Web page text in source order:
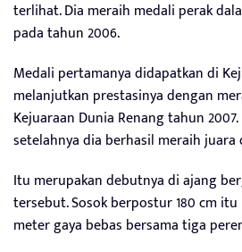
terlihat. Dia meraih medali perak
pada tahun 2006.
Medali pertamanya didapatkan di
melanjutkan prestasinya dengan
Kejuaraan Dunia Renang tahun
setelahnya dia berhasil meraih
Itu merupakan debutnya di ajang
tersebut. Sosok berpostur 180 cm
meter gaya bebas bersama tiga